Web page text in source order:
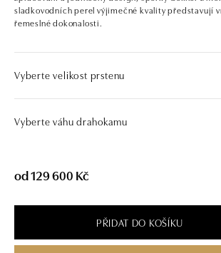
sladkovodních perel výjimečné kvality představují
řemeslné dokonalosti.
Vyberte velikost prstenu
Vyberte váhu drahokamu
od 129 600 Kč
PŘIDAT DO KOŠÍKU